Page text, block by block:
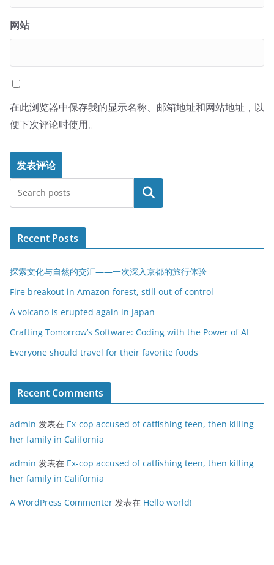
网站
在此浏览器中保存我的显示名称、邮箱地址和网站地址，以
便下次评论时使用。
搜索
Recent Posts
探索文化与自然的交汇——一次深入京都的旅行体验
Fire breakout in Amazon forest, still out of control
A volcano is erupted again in Japan
Crafting Tomorrow’s Software: Coding with the Power of AI
Everyone should travel for their favorite foods
Recent Comments
admin 发表在 Ex-cop accused of catfishing teen, then killing
her family in California
admin 发表在 Ex-cop accused of catfishing teen, then killing
her family in California
A WordPress Commenter 发表在 Hello world!